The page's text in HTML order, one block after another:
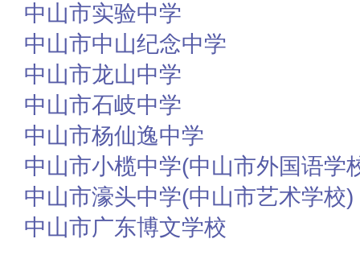
中山市实验中学
中山市中山纪念中学
中山市龙山中学
中山市石岐中学
中山市杨仙逸中学
中山市小榄中学(中山市外国语学
中山市濠头中学(中山市艺术学校)
中山市广东博文学校